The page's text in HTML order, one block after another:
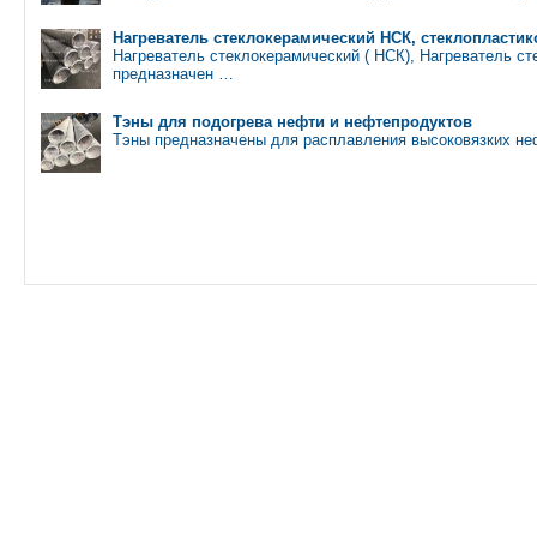
Нагреватель стеклокерамический НСК,
Нагреватель стеклокерамический ( НСК), Нагреватель
предназначен …
Тэны для подогрева нефти и нефтепродуктов
Тэны предназначены для расплавления высоковязких